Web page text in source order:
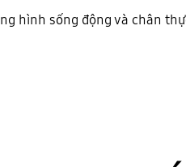
hình sống động và chân